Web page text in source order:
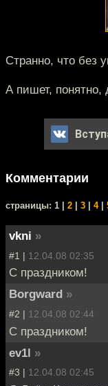
Странно, что без
А пишет, понятно,
Комментарии
cтраницы: 1 | 2 3 4|
vkni »
#1 | 12.04.08 02:35
С праздником!
Borgward »
#2 | 12.04.08 02:44
С праздником!
ev1l »
#3 | 12.04.08 02:45